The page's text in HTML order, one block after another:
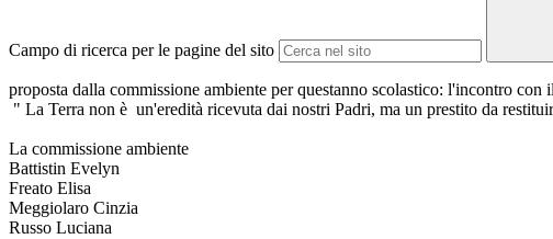
Campo di ricerca per le pagine del sito
proposta dalla commissione ambiente per questanno scolastico: l'incontro
" La Terra non è un'eredità ricevuta dai nostri Padri, ma un prestito da
La commissione ambiente
Battistin Evelyn
Freato Elisa
Meggiolaro Cinzia
Russo Luciana